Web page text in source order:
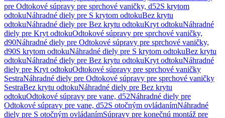
pre Odtokové súpravy pre sprchové vaničky, d52S krytom
odtokuNáhradné diely pre S krytom odtokuBez krytu
odtokuNáhradné diely pre Bez krytu odtokuKryt odtokuNáhradné
diely pre Kryt odtokuOdtokové súpravy pre sprchové vaničky,
d90Náhradné diely pre Odtokové súpravy pre sprchové vaničky,
d90S krytom odtokuNáhradné diely pre S krytom odtokuBez krytu
odtokuNáhradné diely pre Bez krytu odtokuKryt odtokuNáhradné
diely pre Kryt odtokuOdtokové súpravy pre sprchové vaničky
SestraNáhradné diely pre Odtokové súpravy pre sprchové vaničky
SestraBez krytu odtokuNáhradné diely pre Bez krytu
odtokuOdtokové súpravy pre vane, d52Náhradné diely pre
Odtokové súpravy pre vane, d52S otočným ovládanímNáhradné
diely pre S otočným ovládanímSúpravy pre konečnú montáž pre